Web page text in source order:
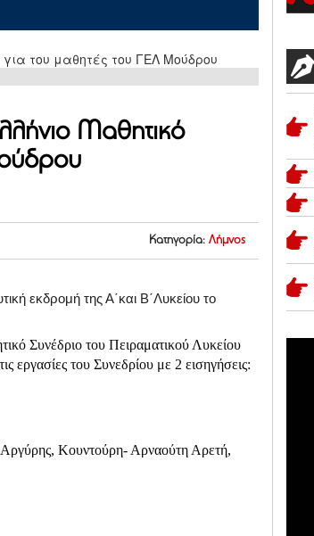
Μαθητικό
Κατηγορία: Λήμνος
εκδρομή της Α΄και Β΄Λυκείου το
Συνέδριο του Πειραματικού Λυκείου
του Συνεδρίου με 2 εισηγήσεις:
Αργύρης, Κουντούρη- Αρναούτη Αρετή,